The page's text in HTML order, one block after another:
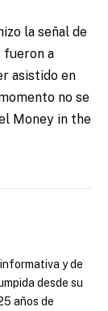
la señal de
fueron a
asistido en
no se
Money in the
y de
desde su
años de